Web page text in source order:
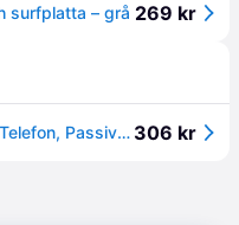
surfplatta – grå 269 kr
Ugreen 40393, Surfplatta/UMPC, Telefon, Passiv hållare, Bord, Svart 306 kr